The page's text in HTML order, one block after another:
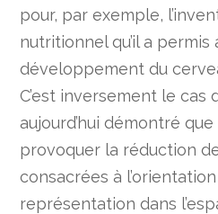
pour, par exemple,
nutritionnel qu’il a permis
développement du
C’est inversement le cas
aujourd’hui démontré
provoquer la réduction
consacrées à
représentation dans